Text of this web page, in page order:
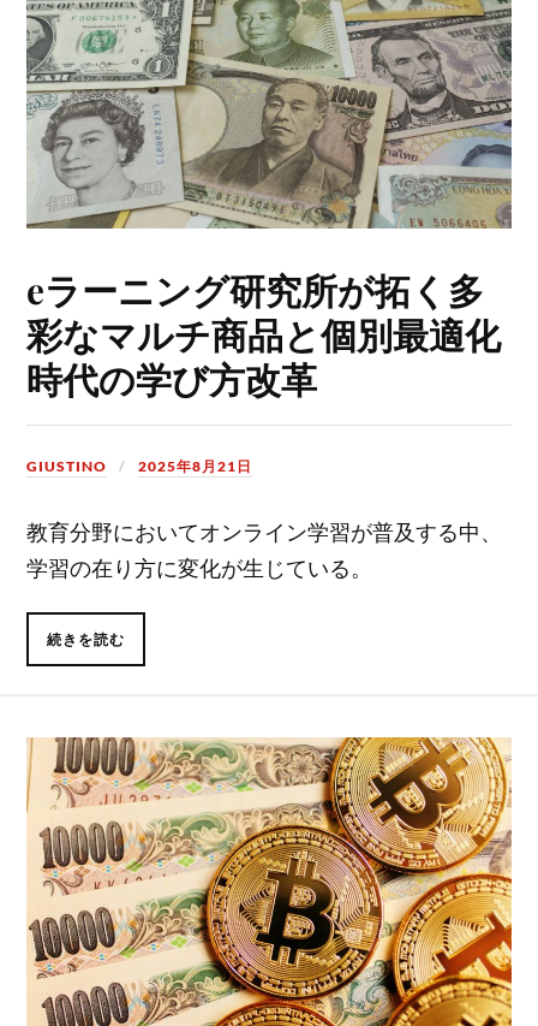
eラーニング研究所が拓く多
彩なマルチ商品と個別最適化
時代の学び方改革
GIUSTINO 2025年8月21日
教育分野においてオンライン学習が普及する中、
学習の在り方に変化が生じている。
続きを読む